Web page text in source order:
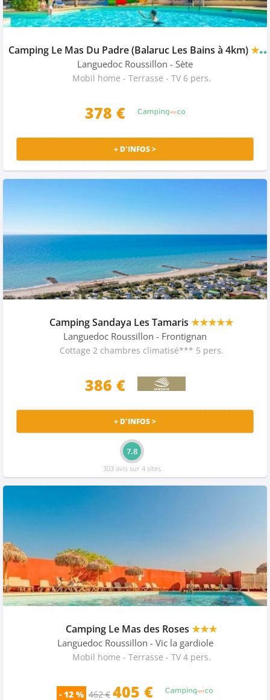
Camping Le Mas Du Padre (Balaruc Les Bains à 4km)★★★★
Languedoc Roussillon - Sète
Mobil home - Terrasse - TV 6 pers.
378 €
+ D'INFOS >
Camping Sandaya Les Tamaris ★★★★★
Languedoc Roussillon - Frontignan
Cottage 2 chambres climatisé*** 5 pers.
386 €
+ D'INFOS >
7.8
303 avis sur 4 sites
Camping Le Mas des Roses ★★★
Languedoc Roussillon - Vic la gardiole
Mobil home - Terrasse - TV 4 pers.
- 12 % 462 € 405 €